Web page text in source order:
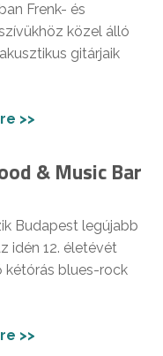
Frenk- és
közel álló
gitárjaik
>>
& Music Bar
Budapest legújabb
idén 12. életévét
kétórás blues-rock
>>